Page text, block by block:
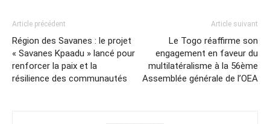
Article précédent
Région des Savanes : le projet
« Savanes Kpaadu » lancé pour
renforcer la paix et la
résilience des communautés
Article suivant
Le Togo réaffirme son
engagement en faveur du
multilatéralisme à la 56ème
Assemblée générale de l’OEA